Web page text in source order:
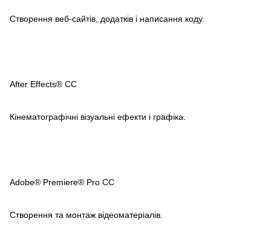
Створення веб-сайтів, додатків і написання коду.
After Effects® CC
Кінематографічні візуальні ефекти і графіка.
Adobe® Premiere® Pro CC
Створення та монтаж відеоматеріалів.